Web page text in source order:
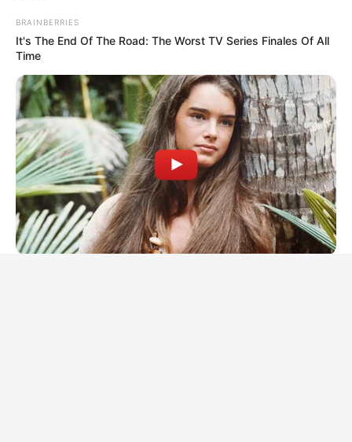
BRAINBERRIES
It's The End Of The Road: The Worst TV Series Finales Of All
Time